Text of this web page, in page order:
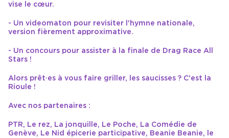
vise le cœur.
- Un videomaton pour revisiter l'hymne nationale,
version fièrement approximative.
- Un concours pour assister à la finale de Drag Race All
Stars !
Alors prêt·es à vous faire griller, les saucisses ? C'est la
Rioule !
Avec nos partenaires :
PTR, Le rez, La jonquille, Le Poche, La Comédie de
Genève, Le Nid épicerie participative, Beanie Beanie, le